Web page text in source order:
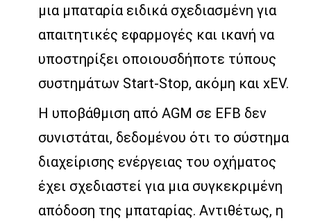
μια μπαταρία ειδικά σχεδιασμένη για
απαιτητικές εφαρμογές και ικανή να
υποστηρίξει οποιουσδήποτε τύπους
συστημάτων Start-Stop, ακόμη και xEV.
Η υποβάθμιση από AGM σε EFB δεν
συνιστάται, δεδομένου ότι το σύστημα
διαχείρισης ενέργειας του οχήματος
έχει σχεδιαστεί για μια συγκεκριμένη
απόδοση της μπαταρίας. Αντιθέτως, η